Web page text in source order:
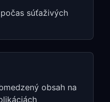
→
Advanced
naUse
port z kroku 1
→Network
súťaživých
obsah na